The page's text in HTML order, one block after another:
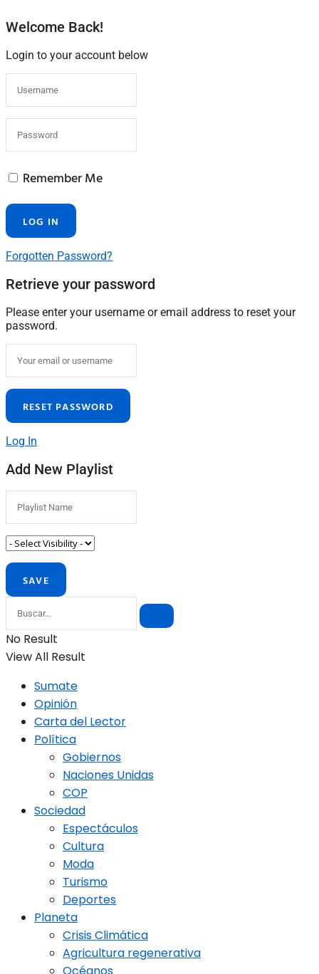
Welcome Back!
Login to your account below
Remember Me
Forgotten Password?
Retrieve your password
Please enter your username or email address to reset your
password.
Log In
Add New Playlist
No Result
View All Result
Sumate
Opinión
Carta del Lector
Política
Gobiernos
Naciones Unidas
COP
Sociedad
Espectáculos
Cultura
Moda
Turismo
Deportes
Planeta
Crisis Climática
Agricultura regenerativa
Océanos